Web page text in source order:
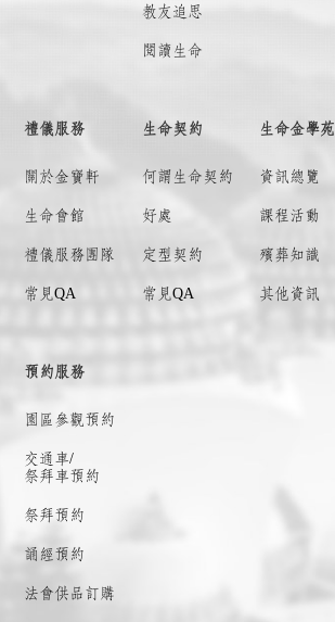
教友追思
閱讀生命
禮儀服務
關於金寶軒
生命會館
禮儀服務團隊
常見QA
生命契約
何謂 生命契約
好處
定型契約
常見QA
生命金學苑
資訊總覽
課程活動
殯葬知識
其他資訊
預約服務
園區參觀預約
交通車/
祭拜車預約
祭拜預約
誦經預約
法會供品訂購